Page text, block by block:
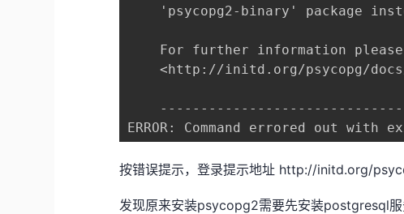
'psycopg2-binary' package
For further information
<http://initd.org/psycopg/
ERROR: Command errored out
按错误提示，登录提示地址 http://initd.org/
发现原来安装psycopg2需要先安装postgresql